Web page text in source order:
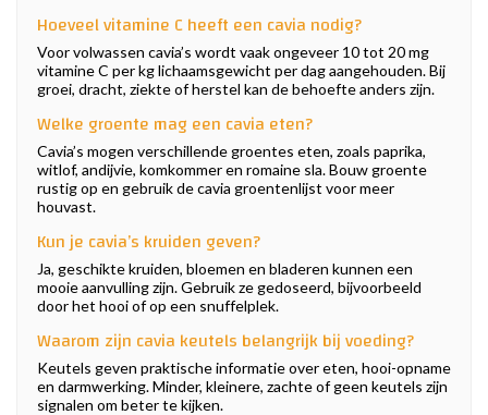
Hoeveel vitamine C heeft een cavia nodig?
Voor volwassen cavia’s wordt vaak ongeveer 10 tot 20 mg
vitamine C per kg lichaamsgewicht per dag aangehouden. Bij
groei, dracht, ziekte of herstel kan de behoefte anders zijn.
Welke groente mag een cavia eten?
Cavia’s mogen verschillende groentes eten, zoals paprika,
witlof, andijvie, komkommer en romaine sla. Bouw groente
rustig op en gebruik de cavia groentenlijst voor meer
houvast.
Kun je cavia’s kruiden geven?
Ja, geschikte kruiden, bloemen en bladeren kunnen een
mooie aanvulling zijn. Gebruik ze gedoseerd, bijvoorbeeld
door het hooi of op een snuffelplek.
Waarom zijn cavia keutels belangrijk bij voeding?
Keutels geven praktische informatie over eten, hooi-opname
en darmwerking. Minder, kleinere, zachte of geen keutels zijn
signalen om beter te kijken.